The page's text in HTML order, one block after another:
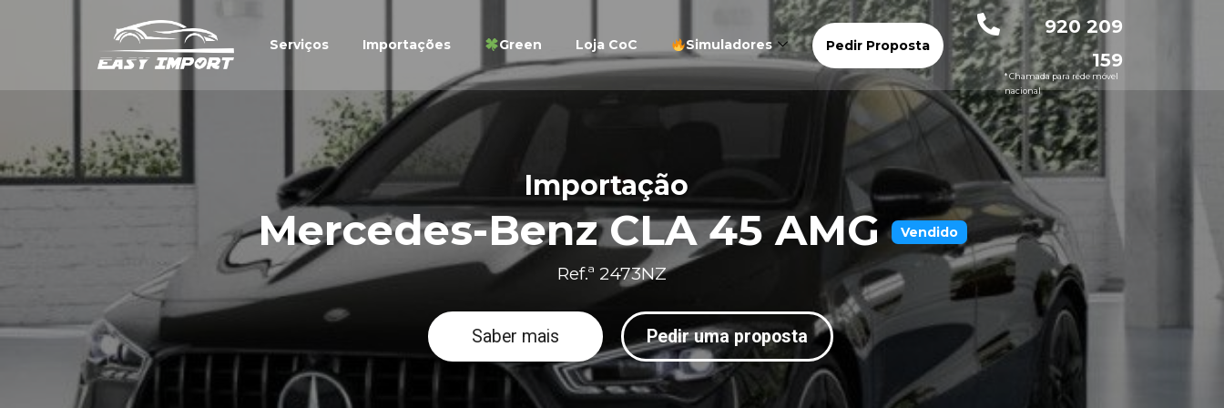
Serviços Importações Green Loja CoC Simuladores Pedir Proposta
920 209
159
* Chamada para rede móvel
nacional
Importação
Mercedes-Benz CLA 45 AMG Vendido
Ref.ª 2473NZ
Saber mais Pedir uma proposta